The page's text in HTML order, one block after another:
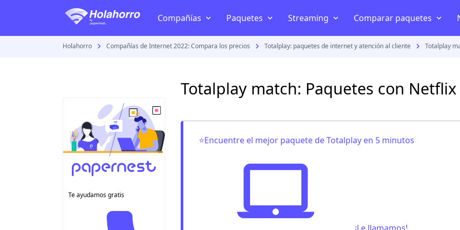
Compañías
Megacable
Totalplay
Dish
Sky
Telcel
Bait
Paquetes
Internet inalámbrico
Streaming
HBO
Comparar paquetes
Izzi vs Totalplay
Holahorro Compañías de Internet 2022: Compara los precios Totalplay: paquetes de internet y atención al cliente Totalplay
Te ayudamos gratis
Totalplay match: Paquetes con Netflix
⭐Encuentre el mejor paquete de Totalplay en 5 minutos